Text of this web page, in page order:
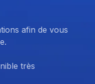
afin de vous
très